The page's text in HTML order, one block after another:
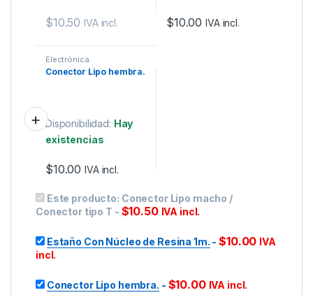
$10.50 IVA incl. $10.00 IVA incl.
Electrónica
Conector Lipo hembra.
Disponibilidad: Hay
existencias
$10.00 IVA incl.
Este producto: Conector Lipo macho /
Conector tipo T - $10.50 IVA incl.
Estaño Con Núcleo de Resina 1m. -$10.00 IVA
incl.
Conector Lipo hembra. - $10.00 IVA incl.